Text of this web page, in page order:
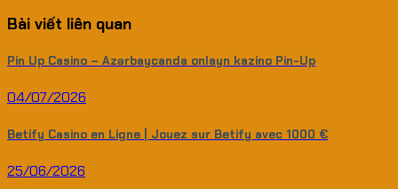
Bài viết liên quan
Pin Up Casino – Azərbaycanda onlayn kazino Pin-Up
04/07/2026
Betify Casino en Ligne | Jouez sur Betify avec 1000 €
25/06/2026